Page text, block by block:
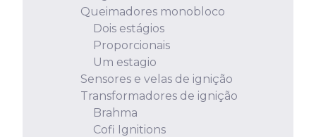
Queimadores monobloco
Dois estágios
Proporcionais
Um estagio
Sensores e velas de ignição
Transformadores de ignição
Brahma
Cofi Ignitions